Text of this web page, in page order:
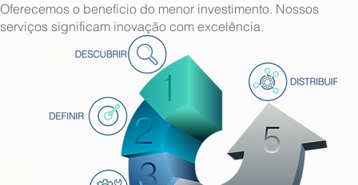
Oferecemos o benefício do menor investimento. Nossos
serviços significam inovação com excelência.